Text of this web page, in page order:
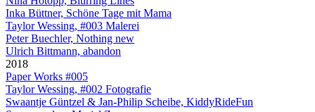
Inka Büttner, Schöne Tage mit Mama
Taylor Wessing, #003 Malerei
Peter Buechler, Nothing new
Ulrich Bittmann, abandon
2018
Paper Works #005
Taylor Wessing, #002 Fotografie
Swaantje Güntzel & Jan-Philip Scheibe, KiddyRideFun